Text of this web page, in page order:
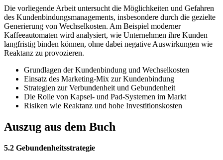
Die vorliegende Arbeit untersucht die Möglichkeiten und Gefahren
des Kundenbindungsmanagements, insbesondere durch die gezielte
Generierung von Wechselkosten. Am Beispiel moderner
Kaffeeautomaten wird analysiert, wie Unternehmen ihre Kunden
langfristig binden können, ohne dabei negative Auswirkungen wie
Reaktanz zu provozieren.
Grundlagen der Kundenbindung und Wechselkosten
Einsatz des Marketing-Mix zur Kundenbindung
Strategien zur Verbundenheit und Gebundenheit
Die Rolle von Kapsel- und Pad-Systemen im Markt
Risiken wie Reaktanz und hohe Investitionskosten
Auszug aus dem Buch
5.2 Gebundenheitsstrategie